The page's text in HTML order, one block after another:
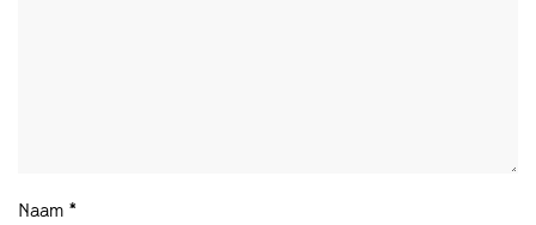
Naam *